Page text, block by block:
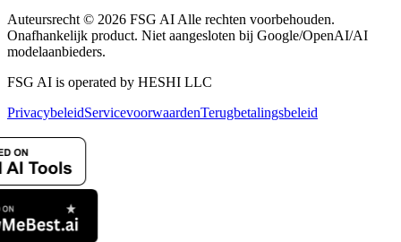
Auteursrecht © 2026 FSG AI Alle rechten voorbehouden.
Onafhankelijk product. Niet aangesloten bij Google/OpenAI/AI
modelaanbieders.
FSG AI is operated by HESHI LLC
PrivacybeleidServicevoorwaardenTerugbetalingsbeleid